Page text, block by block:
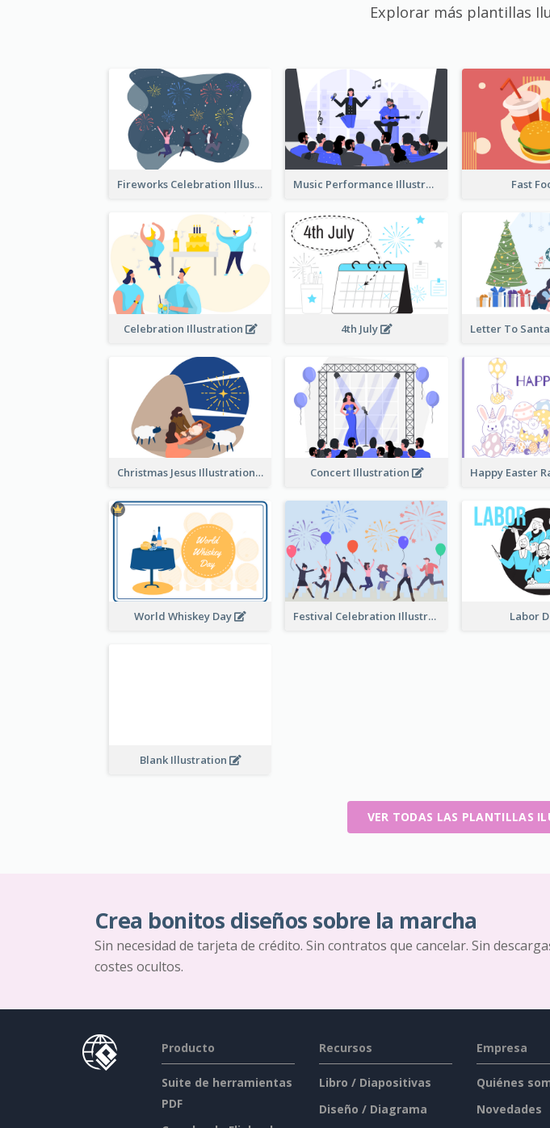
Explorar más plantillas
Fireworks Celebration Illustration Music Performance Illustration Fast
Celebration Illustration 4th July
Christmas Jesus Illustration Concert Illustration
World Whiskey Day Festival Celebration Illustration Labor
Blank Illustration
VER TODAS LAS PLANTILLAS
Crea bonitos diseños sobre la marcha
Sin necesidad de tarjeta de crédito. Sin contratos que cancelar. Sin
costes ocultos.
Producto
Suite de herramientas
PDF
Recursos
Libro / Diapositivas
Diseño / Diagrama
Empresa
Quiénes
Novedades